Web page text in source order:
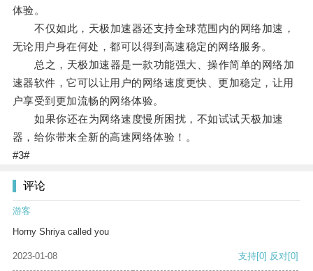
体验。
不仅如此，天极加速器还支持全球范围内的网络加速，
无论用户身在何处，都可以得到高速稳定的网络服务。
总之，天极加速器是一款功能强大、操作简单的网络加
速器软件，它可以让用户的网络速度更快、更加稳定，让用
户享受到更加流畅的网络体验。
如果你还在为网络速度慢所困扰，不如试试天极加速
器，给你带来全新的高速网络体验！。
#3#
评论
游客
Horny Shriya called you
2023-01-08 支持[0] 反对[0]